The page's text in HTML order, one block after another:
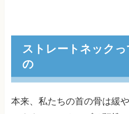
ストレートネック
の
本来、私たちの首の骨は緩